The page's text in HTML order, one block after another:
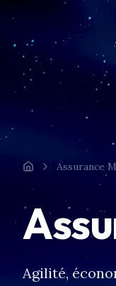
Accueil Assurance
Agilité,